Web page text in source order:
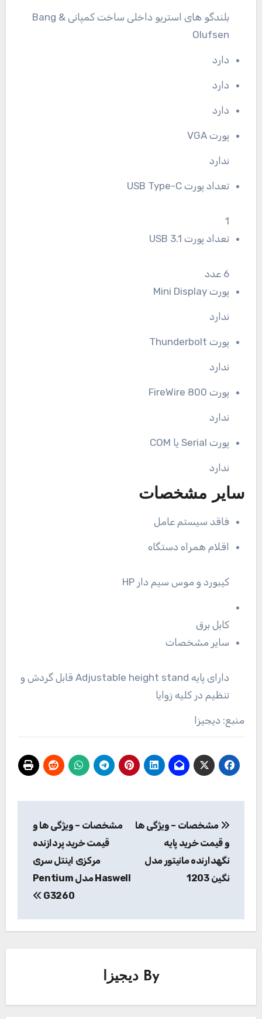
بلندگو های استریو داخلی ساخت کمپانی Bang &
Olufsen
دارد
دارد
دارد
پورت VGA
ندارد
تعداد پورت USB Type-C
1
تعداد پورت USB 3.1
6 عدد
پورت Mini Display
ندارد
پورت Thunderbolt
ندارد
پورت FireWire 800
ندارد
پورت Serial یا COM
ندارد
سایر مشخصات
فاقد سیستم عامل
اقلام همراه دستگاه
کیبورد و موس سیم دار HP
کابل برق
سایر مشخصات
دارای پایه Adjustable height stand قابل گردش و
تنظیم در کلیه زوایا
منبع: دیجیزا
نوشته
مشخصات – ویژگی ها
و قیمت خرید پایه
نگهدارنده مانیتور مدل
نگین 1203
مشخصات – ویژگی ها و
قیمت خرید پردازنده
مرکزی اینتل سری
Haswell مدل Pentium
G3260
By دیجیزا